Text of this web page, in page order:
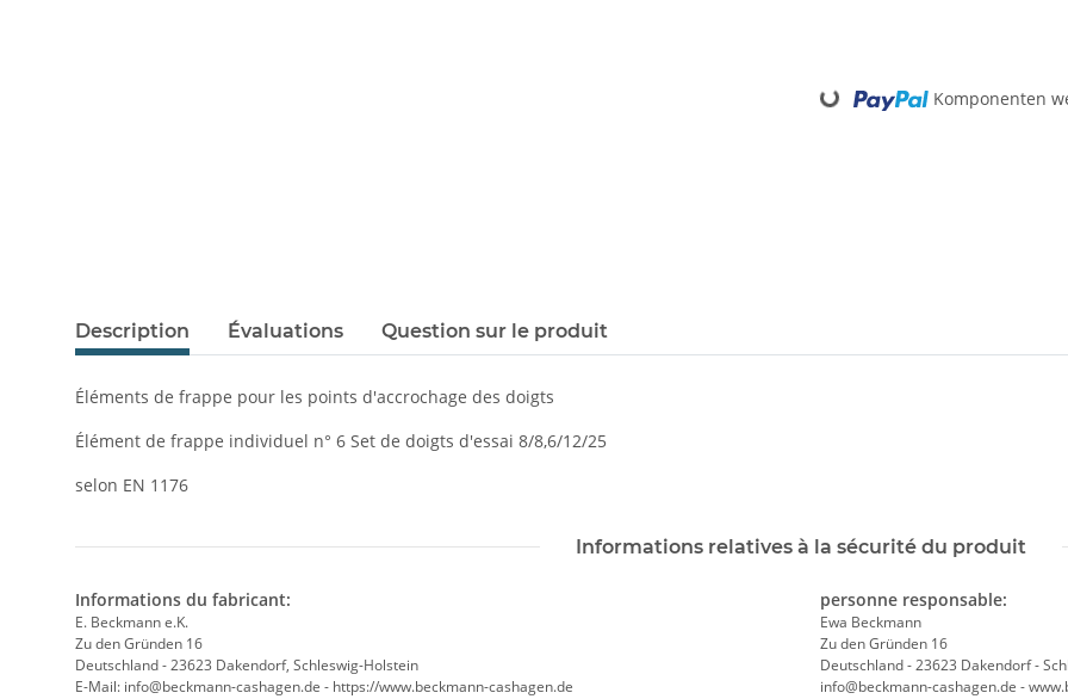
Loading... Komponenten
Description Évaluations Question sur le produit
Éléments de frappe pour les points d'accrochage des doigts
Élément de frappe individuel n° 6 Set de doigts d'essai 8/8,6/12/25
selon EN 1176
Informations relatives à la sécurité du produit
Informations du fabricant:
E. Beckmann e.K.
Zu den Gründen 16
Deutschland - 23623 Dakendorf, Schleswig-Holstein
E-Mail: info@beckmann-cashagen.de - https://www.beckmann-cashagen.de
personne responsable:
Ewa Beckmann
Zu den Gründen 16
Deutschland - 23623 Dakendorf -
info@beckmann-cashagen.de -